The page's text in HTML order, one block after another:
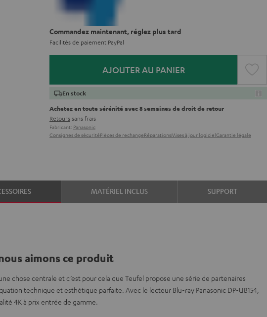
Commandez maintenant, réglez plus tard
Facilités de paiement PayPal
AJOUTER AU PANIER
En stock
Achetez en toute sérénité avec 8 semaines de droit de retour
Retourssans frais
Fabricant: Panasonic
Consignes de sécuritéPièces de rechangeRéparationsMises à jour logicielGarantie légale
MATÉRIEL INCLUS SUPPORT
aimons ce produit
chose centrale et c’est pour cela que Teufel propose une série de partenaires
technique et esthétique parfaite. Avec le lecteur Blu-ray Panasonic DP-UB154,
4K à prix entrée de gamme.